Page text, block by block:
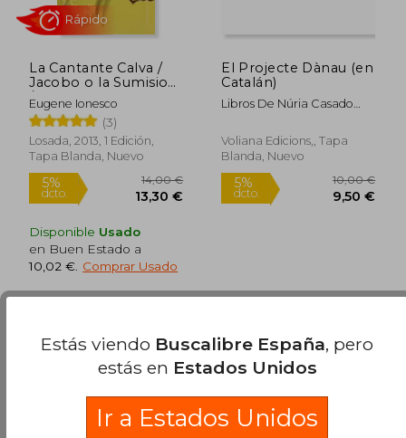
5%
La Cantante Calva /
Jacobo o la Sumision
/ el Porvenir Esta en
lo s Huevos
Eugene Ionesco
(3)
Losada, 2013, 1 Edición,
Tapa Blanda, Nuevo
Rápido
Disponible Usado
en Buen Estado a
10,02 € Comprar Usado
El Projecte Dànau (en
Catalán)
Libros De Núria Casado
Voliana Edicions,, Tapa
Blanda, Nuevo
Estás viendo Buscalibre España, pero
estás en Estados Unidos
Ir a Estados Unidos